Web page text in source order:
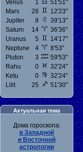
Venus
1
51'51"
Mars
28
12'23"
Jupiter
8
39'13"
Saturn
14
36'36"
Uranus
5
14'17"
Neptune
4
8'53"
Pluton
3
59'53"
Rahu
0
32'24"
Ketu
0
32'24"
Lilit
25 51'30"
Актуальная тема
Андрей Лавров:
Влияние Нептуна 2026-
2039
для всех Знаков